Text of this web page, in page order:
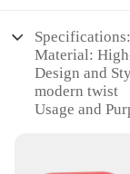
Specifications:
Material:
Design and
modern twist
Usage and
Typical
workouts,